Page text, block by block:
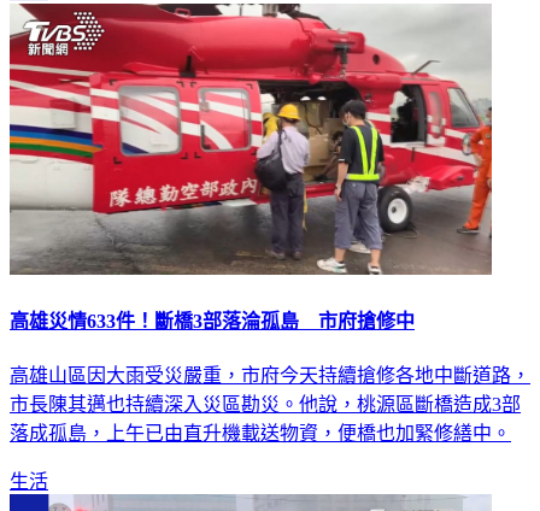
高雄災情633件！斷橋3部落淪孤島 市府搶修中
高雄山區因大雨受災嚴重，市府今天持續搶修各地中斷道路，
市長陳其邁也持續深入災區勘災。他說，桃源區斷橋造成3部
落成孤島，上午已由直升機載送物資，便橋也加緊修繕中。
生活